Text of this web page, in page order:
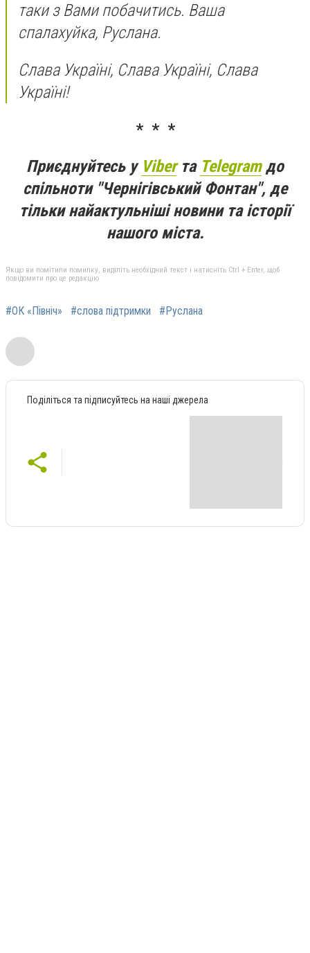
таки з Вами побачитись. Ваша
спалахуйка, Руслана.
Слава Україні, Слава Україні, Слава
Україні!
* * *
Приєднуйтесь у Viberта Telegramдо
спільноти "Чернігівський Фонтан", де
тільки найактульніші новини та історії
нашого міста.
Якщо ви помітили помилку, виділіть необхідний текст і натисніть Ctrl + Enter, щоб
повідомити про це редакцію
#ОК «Північ» #слова підтримки #Руслана
Поділіться та підписуйтесь на наші джерела